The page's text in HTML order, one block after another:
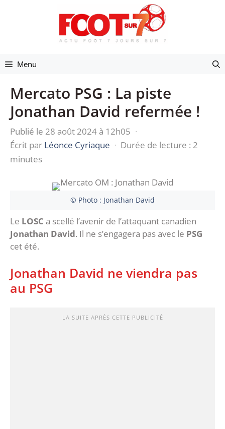
Menu
Mercato PSG : La piste
Jonathan David refermée !
Publié le 28 août 2024 à 12h05 ·
Écrit par Léonce Cyriaque · Durée de lecture : 2
minutes
© Photo : Jonathan David
Le LOSC a scellé l’avenir de l’attaquant canadien
Jonathan David. Il ne s’engagera pas avec le PSG
cet été.
Jonathan David ne viendra pas
au PSG
LA SUITE APRÈS CETTE PUBLICITÉ